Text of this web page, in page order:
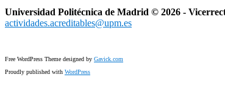
Compartir
Universidad Politécnica de Madrid © 2026 -
actividades.acreditables@upm.es
Free WordPress Theme designed by Gavick.com
Proudly published with WordPress